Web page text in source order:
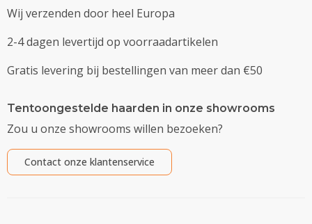
Wij verzenden door heel Europa
2-4 dagen levertijd op voorraadartikelen
Gratis levering bij bestellingen van meer dan €50
Tentoongestelde haarden in onze showrooms
Zou u onze showrooms willen bezoeken?
Contact onze klantenservice